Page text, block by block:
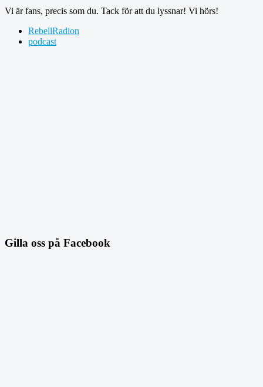
Vi är fans, precis som du. Tack för att du lyssnar! Vi hörs!
RebellRadion
podcast
Gilla oss på Facebook